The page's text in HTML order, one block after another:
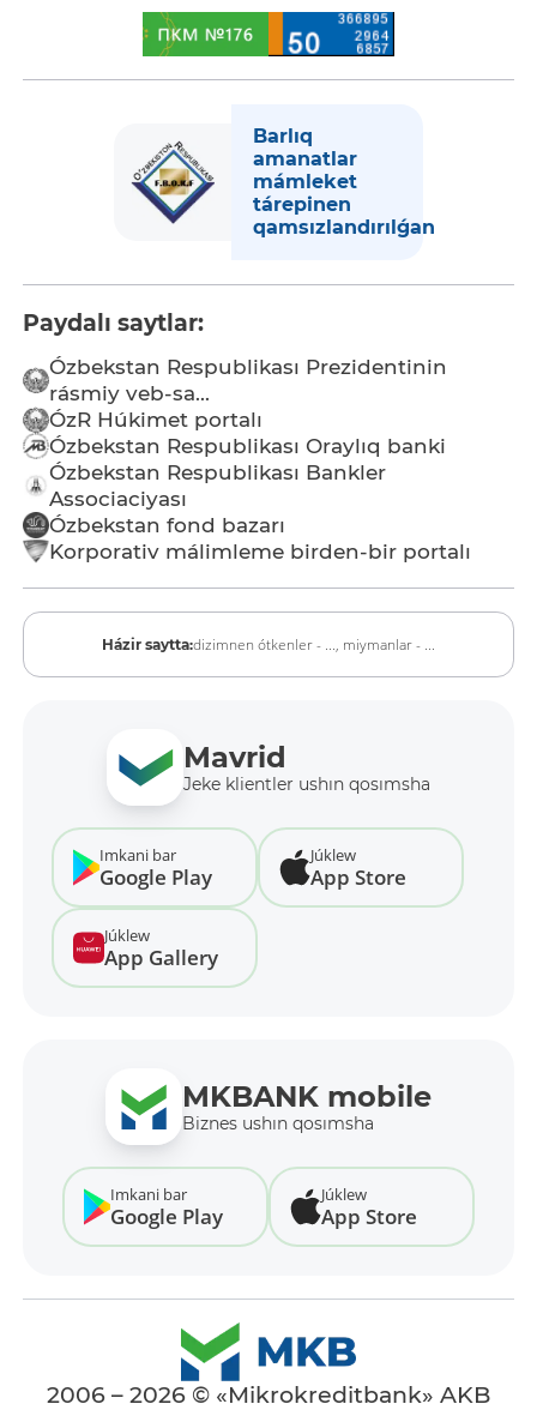
Barlıq
amanatlar
mámleket
tárepinen
qamsızlandırılǵan
Paydalı saytlar:
Ózbekstan Respublikası Prezidentinin
rásmiy veb-sa...
ÓzR Húkimet portalı
Ózbekstan Respublikası Oraylıq banki
Ózbekstan Respublikası Bankler
Associaciyası
Ózbekstan fond bazarı
Korporativ málimleme birden-bir portalı
Házir saytta:dizimnen ótkenler - ..., miymanlar - ...
Mavrid
Jeke klientler ushın qosımsha
Imkani bar
Google Play
Júklew
App Store
Júklew
App Gallery
MKBANK mobile
Biznes ushın qosımsha
Imkani bar
Google Play
Júklew
App Store
2006 – 2026 © «Mikrokreditbank» AKB